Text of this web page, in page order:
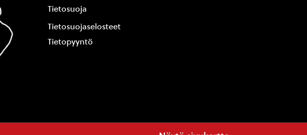
Tietosuoja
Tietosuojaselosteet
Tietopyyntö